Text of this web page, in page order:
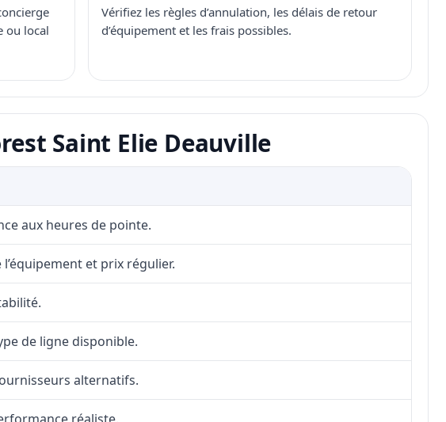
ou local
Vérifiez les règles d’annulation, les délais de retour
d’équipement et les frais possibles.
Saint Elie Deauville
aux heures de pointe.
et prix régulier.
de ligne disponible.
alternatifs.